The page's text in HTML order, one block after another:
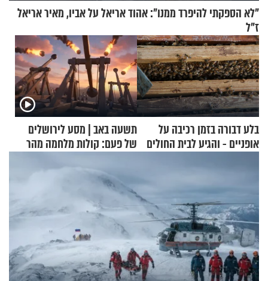
"לא הספקתי להיפרד ממנו": אהוד אריאל על אביו, מאיר אריאל
ז"ל
בלע דבורה בזמן רכיבה על
אופניים - והגיע לבית החולים
תשעה באב | מסע לירושלים
של פעם: קולות מלחמה מהר